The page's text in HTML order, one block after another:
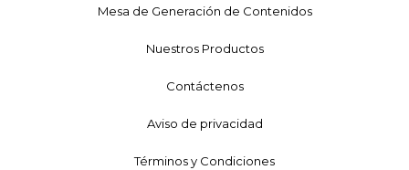
Mesa de Generación de Contenidos
Nuestros Productos
Contáctenos
Aviso de privacidad
Términos y Condiciones